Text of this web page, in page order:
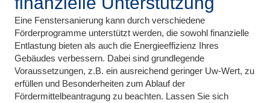
Eine Fenstersanierung kann durch verschiedene
Förderprogramme unterstützt werden, die sowohl finanzielle
Entlastung bieten als auch die Energieeffizienz Ihres
Gebäudes verbessern. Dabei sind grundlegende
Voraussetzungen, z.B. ein ausreichend geringer Uw-Wert, zu
erfüllen und Besonderheiten zum Ablauf der
Fördermittelbeantragung zu beachten. Lassen Sie sich